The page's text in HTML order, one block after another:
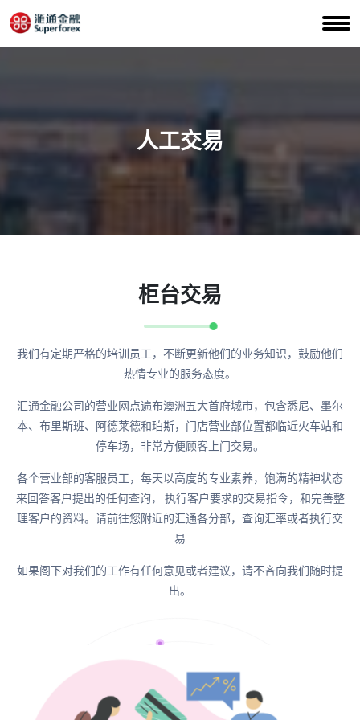
人工交易
柜台交易
我们有定期严格的培训员工，不断更新他们的业务知识，鼓励他们
热情专业的服务态度。
汇通金融公司的营业网点遍布澳洲五大首府城市，包含悉尼、墨尔
本、布里斯班、阿德莱德和珀斯，门店营业部位置都临近火车站和
停车场，非常方便顾客上门交易。
各个营业部的客服员工，每天以高度的专业素养，饱满的精神状态
来回答客户提出的任何查询， 执行客户要求的交易指令，和完善整
理客户的资料。请前往您附近的汇通各分部，查询汇率或者执行交
易
如果阁下对我们的工作有任何意见或者建议，请不吝向我们随时提
出。